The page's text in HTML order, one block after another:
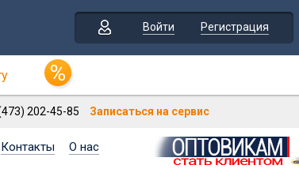
Войти
Регистрация
202-45-85 Записаться на сервис
Контакты О нас